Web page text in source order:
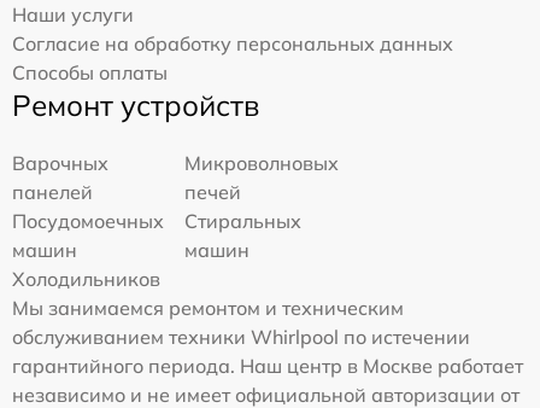
Наши услуги
Согласие на обработку персональных данных
Способы оплаты
Ремонт устройств
Варочных
панелей
Микроволновых
печей
Посудомоечных
машин
Стиральных
машин
Холодильников
Мы занимаемся ремонтом и техническим
обслуживанием техники Whirlpool по истечении
гарантийного периода. Наш центр в Москве работает
независимо и не имеет официальной авторизации от